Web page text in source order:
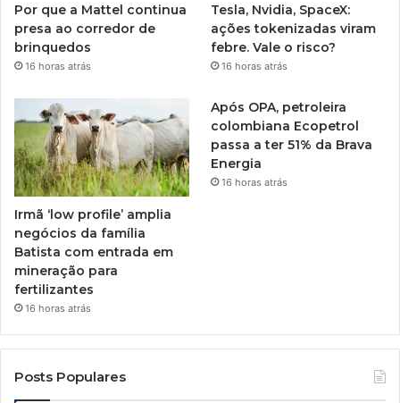
Por que a Mattel continua
presa ao corredor de
brinquedos
16 horas atrás
Tesla, Nvidia, SpaceX:
ações tokenizadas viram
febre. Vale o risco?
16 horas atrás
Irmã ‘low profile’ amplia
negócios da família
Batista com entrada em
mineração para
fertilizantes
16 horas atrás
Após OPA, petroleira
colombiana Ecopetrol
passa a ter 51% da Brava
Energia
16 horas atrás
Posts Populares